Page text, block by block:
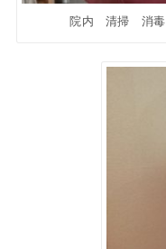
院内 清掃 消毒